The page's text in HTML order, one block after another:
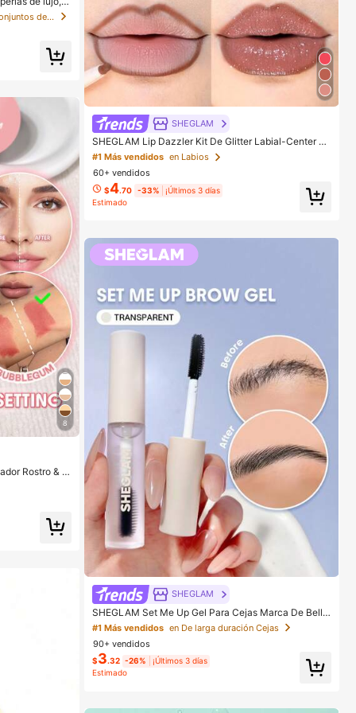
para mujere
en Aleación De Zinc Conjuntos de Aretes para Mujer
8
Rostro & O
Maqu
SHEGLAM
SHEGLAM Lip Dazzler Kit De Glitter Labial-Center St
age Lip Combo Marca De Belleza CosméTica Maquill
aje Para Mujeres Y NiñAs
#1 Más vendidos en Labios
60+ vendidos
$4.70 -33%
¡Últimos 3 días
Estimado
SHEGLAM
SHEGLAM Set Me Up Gel Para Cejas Marca De Belle
za CosméTica Maquillaje Para Mujeres Y NiñAs
#1 Más vendidos en De larga duración Cejas
90+ vendidos
$3.32 -26%
¡Últimos 3 días
Estimado